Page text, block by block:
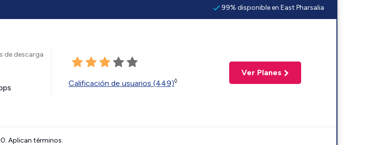
99% disponible en East Pharsalia
de descarga
Calificación de usuarios (449)◊
Ver Planes
Aplican términos.